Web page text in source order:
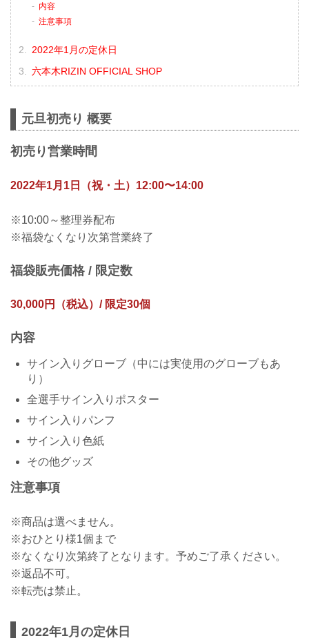
内容
注意事項
2022年1月の定休日
六本木RIZIN OFFICIAL SHOP
元旦初売り 概要
初売り営業時間
2022年1月1日（祝・土）12:00〜14:00
※10:00～整理券配布
※福袋なくなり次第営業終了
福袋販売価格 / 限定数
30,000円（税込）/ 限定30個
内容
サイン入りグローブ（中には実使用のグローブもあ
り）
全選手サイン入りポスター
サイン入りパンフ
サイン入り色紙
その他グッズ
注意事項
※商品は選べません。
※おひとり様1個まで
※なくなり次第終了となります。予めご了承ください。
※返品不可。
※転売は禁止。
2022年1月の定休日